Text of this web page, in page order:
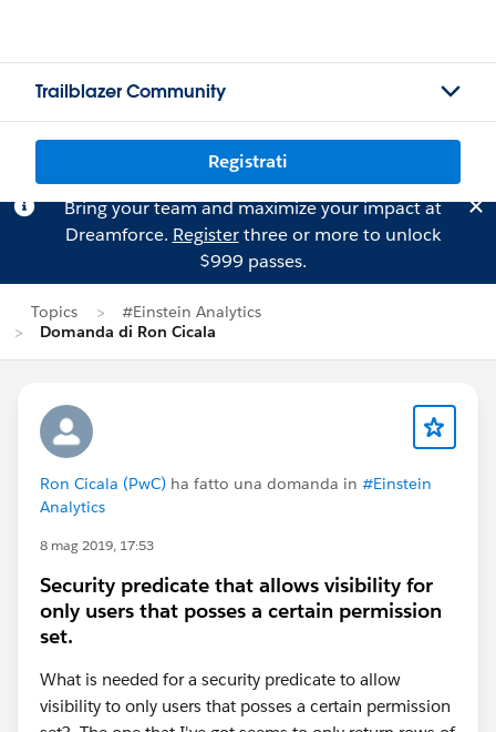
Trailblazer Community
Registrati
Bring your team and maximize your impact at
Dreamforce. Registerthree or more to unlock
$999 passes.
Topics
#Einstein Analytics
Domanda di Ron Cicala
Ron Cicala (PwC) ha fatto una domanda in #Einstein
Analytics
8 mag 2019, 17:53
Security predicate that allows visibility for
only users that posses a certain permission
set.
What is needed for a security predicate to allow
visibility to only users that posses a certain permission